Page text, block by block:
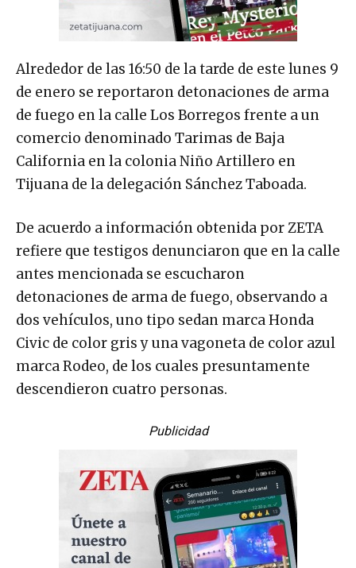
Alrededor de las 16:50 de la tarde de este lunes 9
de enero se reportaron detonaciones de arma
de fuego en la calle Los Borregos frente a un
comercio denominado Tarimas de Baja
California en la colonia Niño Artillero en
Tijuana de la delegación Sánchez Taboada.
De acuerdo a información obtenida por ZETA
refiere que testigos denunciaron que en la calle
antes mencionada se escucharon
detonaciones de arma de fuego, observando a
dos vehículos, uno tipo sedan marca Honda
Civic de color gris y una vagoneta de color azul
marca Rodeo, de los cuales presuntamente
descendieron cuatro personas.
Publicidad